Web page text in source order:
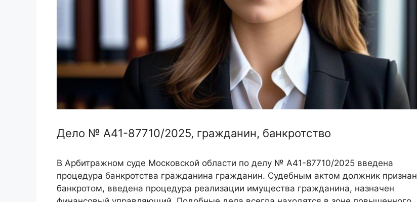
Дело № А41-87710/2025, гражданин, банкротство
В Арбитражном суде Московской области по делу № А41-87710/2025 введена
процедура банкротства гражданина гражданин. Судебным актом должник признан
банкротом, введена процедура реализации имущества гражданина, назначен